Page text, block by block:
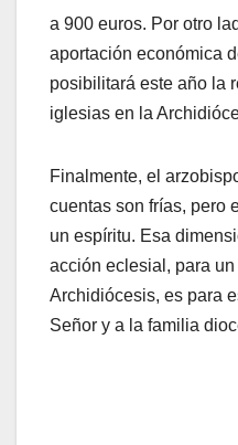
a 900 euros. Por otro
aportación económica
posibilitará este año la
iglesias en la
Finalmente, el
cuentas son frías, pero
un espíritu. Esa
acción eclesial, para
Archidiócesis, es para
Señor y a la familia